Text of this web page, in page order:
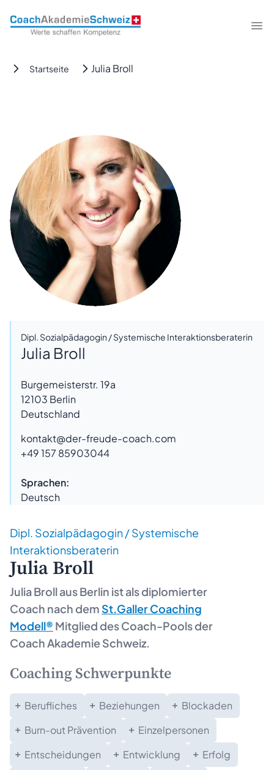
CoachAkademieSchweiz
Startseite Julia Broll
Dipl. Sozialpädagogin / Systemische Interaktionsberaterin
Julia Broll
Burgemeisterstr. 19a
12103 Berlin
Deutschland
kontakt@der-freude-coach.com
+49 157 85903044
Sprachen:
Deutsch
Dipl. Sozialpädagogin / Systemische
Interaktionsberaterin
Julia Broll
Julia Broll ausBerlin ist als diplomierter
Coach nach dem St.Galler Coaching
Modell® Mitglied des Coach-Pools der
Coach Akademie Schweiz.
Coaching Schwerpunkte
Berufliches Beziehungen
Blockaden
Burn-out Prävention
Einzelpersonen
Entscheidungen
Entwicklung
Erfolg